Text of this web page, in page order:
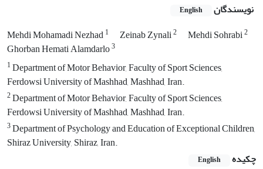
نویسندگان English
Mehdi Mohamadi Nezhad1 Zeinab Zynali2 Mehdi Sohrabi2
Ghorban Hemati Alamdarlo3
1Department of Motor Behavior, Faculty of Sport Sciences,
Ferdowsi University of Mashhad, Mashhad, Iran.
2Department of Motor Behavior, Faculty of Sport Sciences,
Ferdowsi University of Mashhad, Mashhad, Iran.
3Department of Psychology and Education of Exceptional Children,
Shiraz University, Shiraz, Iran.
چکیده
English